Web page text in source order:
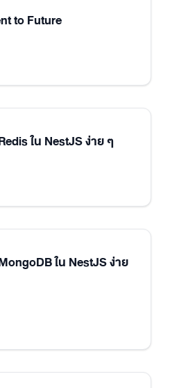
to Future
ใน NestJS ง่าย ๆ
ใน NestJS ง่าย